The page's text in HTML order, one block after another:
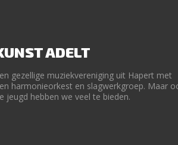
ADELT
gezellige muziekvereniging uit Hapert met
harmonieorkest en slagwerkgroep. Maar
jeugd hebben we veel te bieden.